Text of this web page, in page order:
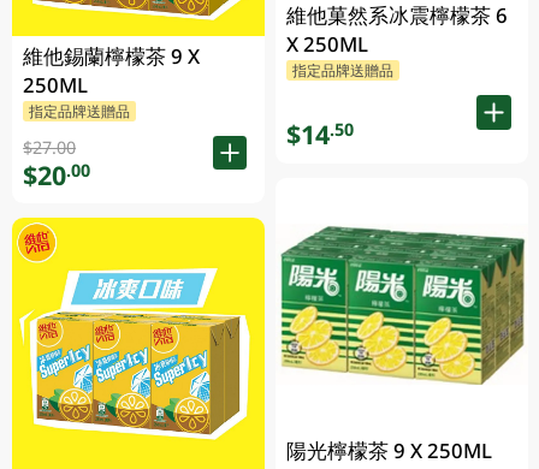
維他錫蘭檸檬茶 9 X
250ML
指定品牌送贈品
$27.00
$20.00
維他菓然系冰震檸檬茶 6
X 250ML
指定品牌送贈品
$14.50
陽光檸檬茶 9 X 250ML